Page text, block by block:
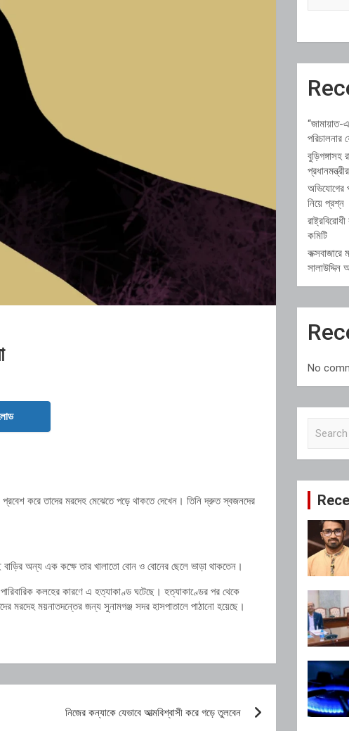
করে তাদের মরদেহ মেঝেতে পড়ে থাকতে দেখেন। তিনি দ্রুত স্বজনদের
অন্য এক কক্ষে তার খালাতো বোন ও বোনের ছেলে ভাড়া থাকতেন।
কলহের কারণে এ হত্যাকাণ্ড ঘটেছে। হত্যাকাণ্ডের পর থেকে
মরদেহ ময়নাতদন্তের জন্য সুনামগঞ্জ সদর হাসপাতালে পাঠানো হয়েছে।
নিজের কন্যাকে যেভাবে আত্মবিশ্বাসী করে গড়ে তুলবেন
“জামায়াত-
পরিচালনার
বুড়িগঙ্গাসহ
অভিযোগের
নিয়ে প্রশ্ন
কমিটি
সালাউদ্দিন
No
c